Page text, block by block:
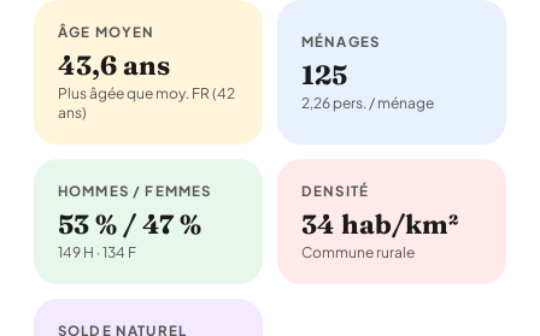
ÂGE MOYEN
43,6 ans
Plus âgée que moy. FR (42
ans)
MÉNAGES
125
2,26 pers. / ménage
HOMMES / FEMMES
53 % / 47 %
149 H · 134 F
DENSITÉ
34 hab/km²
Commune rurale
SOLDE NATUREL